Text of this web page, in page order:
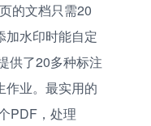
的文档只需20
加水印时能自定
供了20多种标注
作业。最实用的
PDF，处理